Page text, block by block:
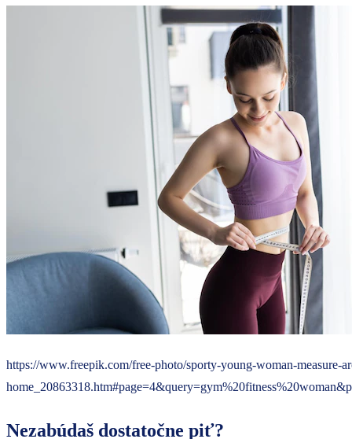
https://www.freepik.com/free-photo/sporty-young-woman-measure-
Nezabúdaš dostatočne piť?